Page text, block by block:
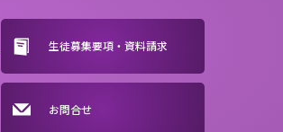
生徒募集要項・資料請求
お問合せ